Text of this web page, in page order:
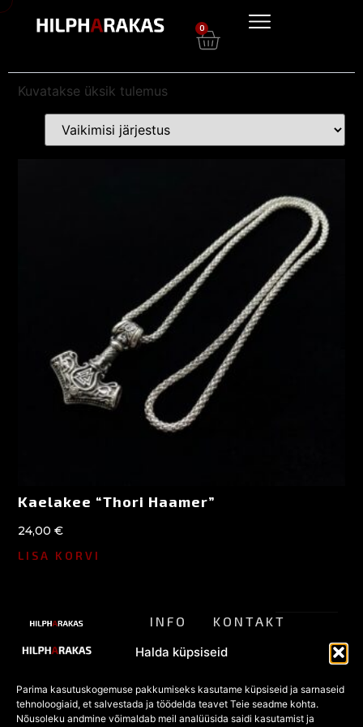
Halda küpsiseid
Parima kasutuskogemuse pakkumiseks kasutame küpsiseid ja sarnaseid
tehnoloogiaid, et salvestada ja töödelda teavet Teie seadme kohta.
Nõusoleku andmine võimaldab meil analüüsida saidi kasutamist ja
0
Kuvatakse üksik tulemus
Kaelakee “Thori Haamer”
24,00€
LISA KORVI
POOD
Eesti
vanim
POOD
INFO
Meist
KKK
KONTAKT
pood@hilpharakas.ee
5182136
Facebook
Privaatsu
Müügitingi